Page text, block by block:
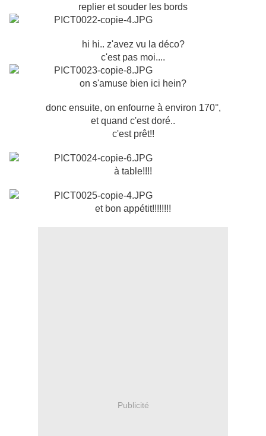
replier et souder les bords
hi hi.. z'avez vu la déco?
c'est pas moi....
on s'amuse bien ici hein?
donc ensuite, on enfourne à environ 170°,
et quand c'est doré..
c'est prêt!!
à table!!!!
et bon appétit!!!!!!!!
Publicité